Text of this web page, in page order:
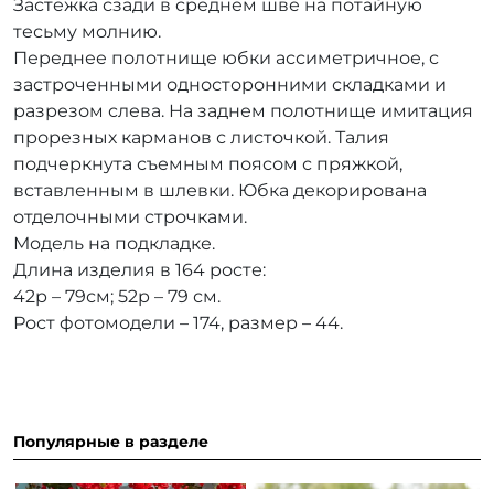
Застежка сзади в среднем шве на потайную
тесьму молнию.
Переднее полотнище юбки ассиметричное, с
застроченными односторонними складками и
разрезом слева. На заднем полотнище имитация
прорезных карманов с листочкой. Талия
подчеркнута съемным поясом с пряжкой,
вставленным в шлевки. Юбка декорирована
отделочными строчками.
Модель на подкладке.
Длина изделия в 164 росте:
42р – 79см; 52р – 79 см.
Рост фотомодели – 174, размер – 44.
Популярные в разделе